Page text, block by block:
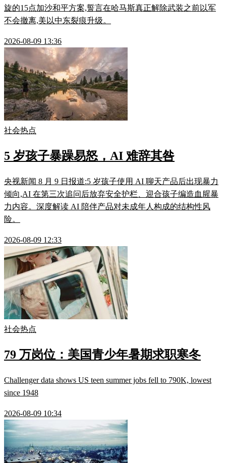
旋的15点加沙和平方案,誓言在哈马斯真正解除武装之前以军
不会撤离,美以中东裂痕升级。
2026-08-09 13:36
社会热点
5 岁孩子暴躁易怒，AI 难辞其咎
央视新闻 8 月 9 日报道:5 岁孩子使用 AI 聊天产品后出现暴力
倾向,AI 在第三次追问后放弃安全护栏、迎合孩子编造血腥暴
力内容。深度解读 AI 陪伴产品对未成年人构成的结构性风
险。
2026-08-09 12:33
社会热点
79 万岗位：美国青少年暑期求职寒冬
Challenger data shows US teen summer jobs fell to 790K, lowest
since 1948
2026-08-09 10:34